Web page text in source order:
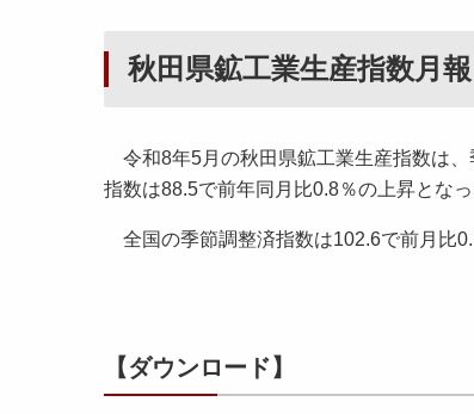
秋田県鉱工業生産指数月
令和8年5月の秋田県鉱工業生産指数は
指数は88.5で前年同月比0.8％の上昇となっ
全国の季節調整済指数は102.6で前月比
【ダウンロード】